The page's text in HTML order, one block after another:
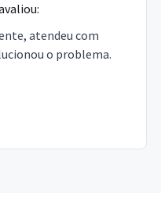
atendeu com
o problema.